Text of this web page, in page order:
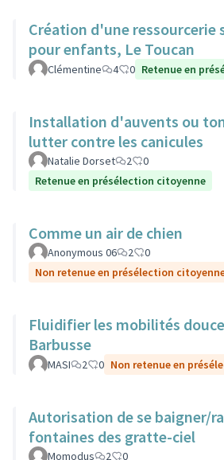
Création d'une ressourcerie
pour enfants, Le Toucan
Clémentine 4 0 Retenue en
Installation d'auvents ou
lutter contre les canicules
Natalie Dorset 2
0
Retenue en présélection citoyenne
Comme un air de chien
Anonymous 06 2
0
Non retenue en présélection
Fluidifier les mobilités
Barbusse
MASI 2 0 Non retenue en
Autorisation de se baigner/
fontaines des gratte-ciel
Momodus 2 0